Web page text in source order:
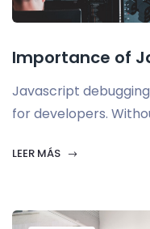
Importance of
Javascript
for developers.
LEER MÁS